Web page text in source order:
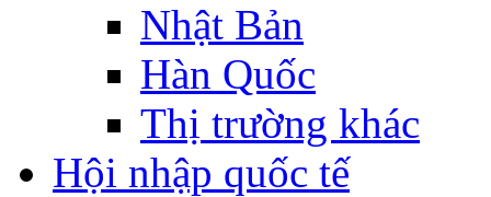
Nhật Bản
Hàn Quốc
Thị trường khác
Hội nhập quốc tế